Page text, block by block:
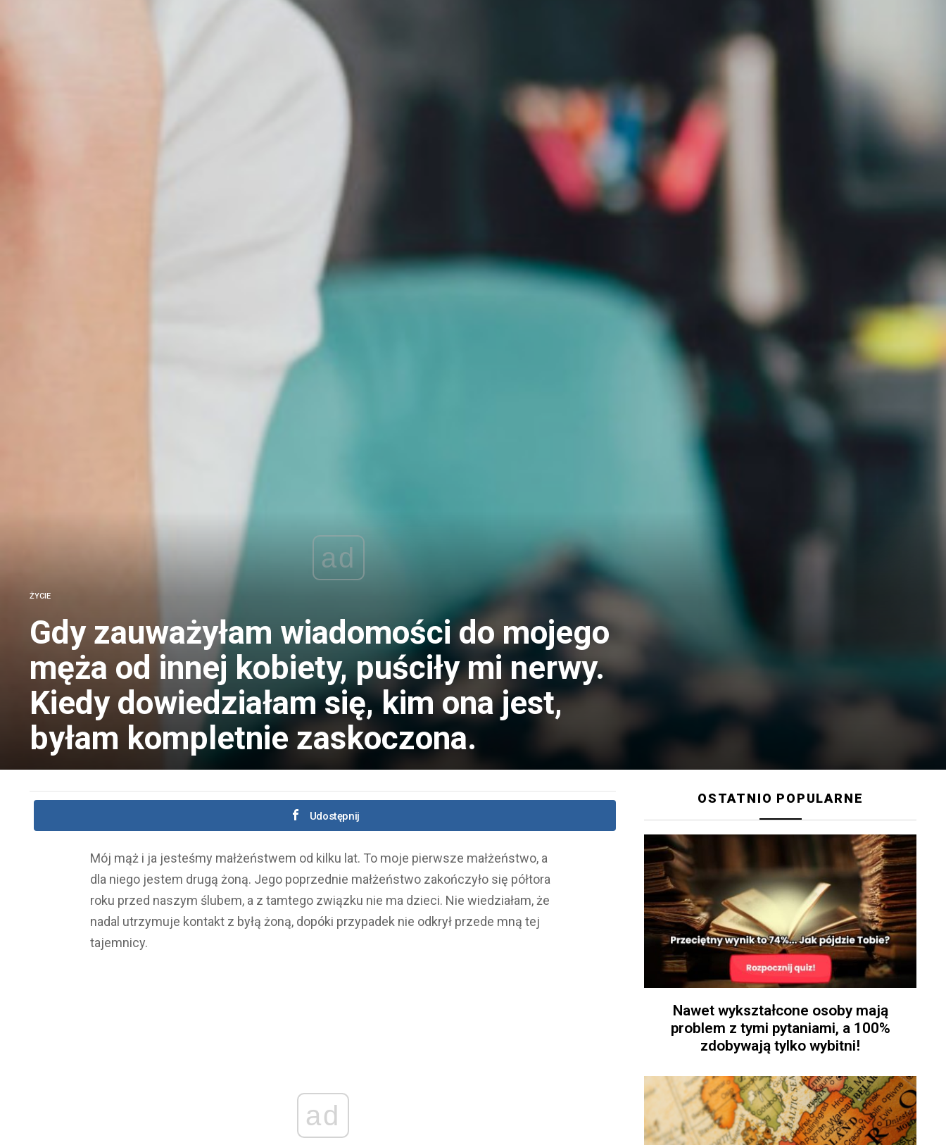
ad
ŻYCIE
Gdy zauważyłam wiadomości do mojego
męża od innej kobiety, puściły mi nerwy.
Kiedy dowiedziałam się, kim ona jest,
byłam kompletnie zaskoczona.
Udostępnij
Mój mąż i ja jesteśmy małżeństwem od kilku lat. To moje pierwsze małżeństwo, a
dla niego jestem drugą żoną. Jego poprzednie małżeństwo zakończyło się półtora
roku przed naszym ślubem, a z tamtego związku nie ma dzieci. Nie wiedziałam, że
nadal utrzymuje kontakt z byłą żoną, dopóki przypadek nie odkrył przede mną tej
tajemnicy.
ad
OSTATNIO POPULARNE
Nawet wykształcone osoby mają
problem z tymi pytaniami, a 100%
zdobywają tylko wybitni!